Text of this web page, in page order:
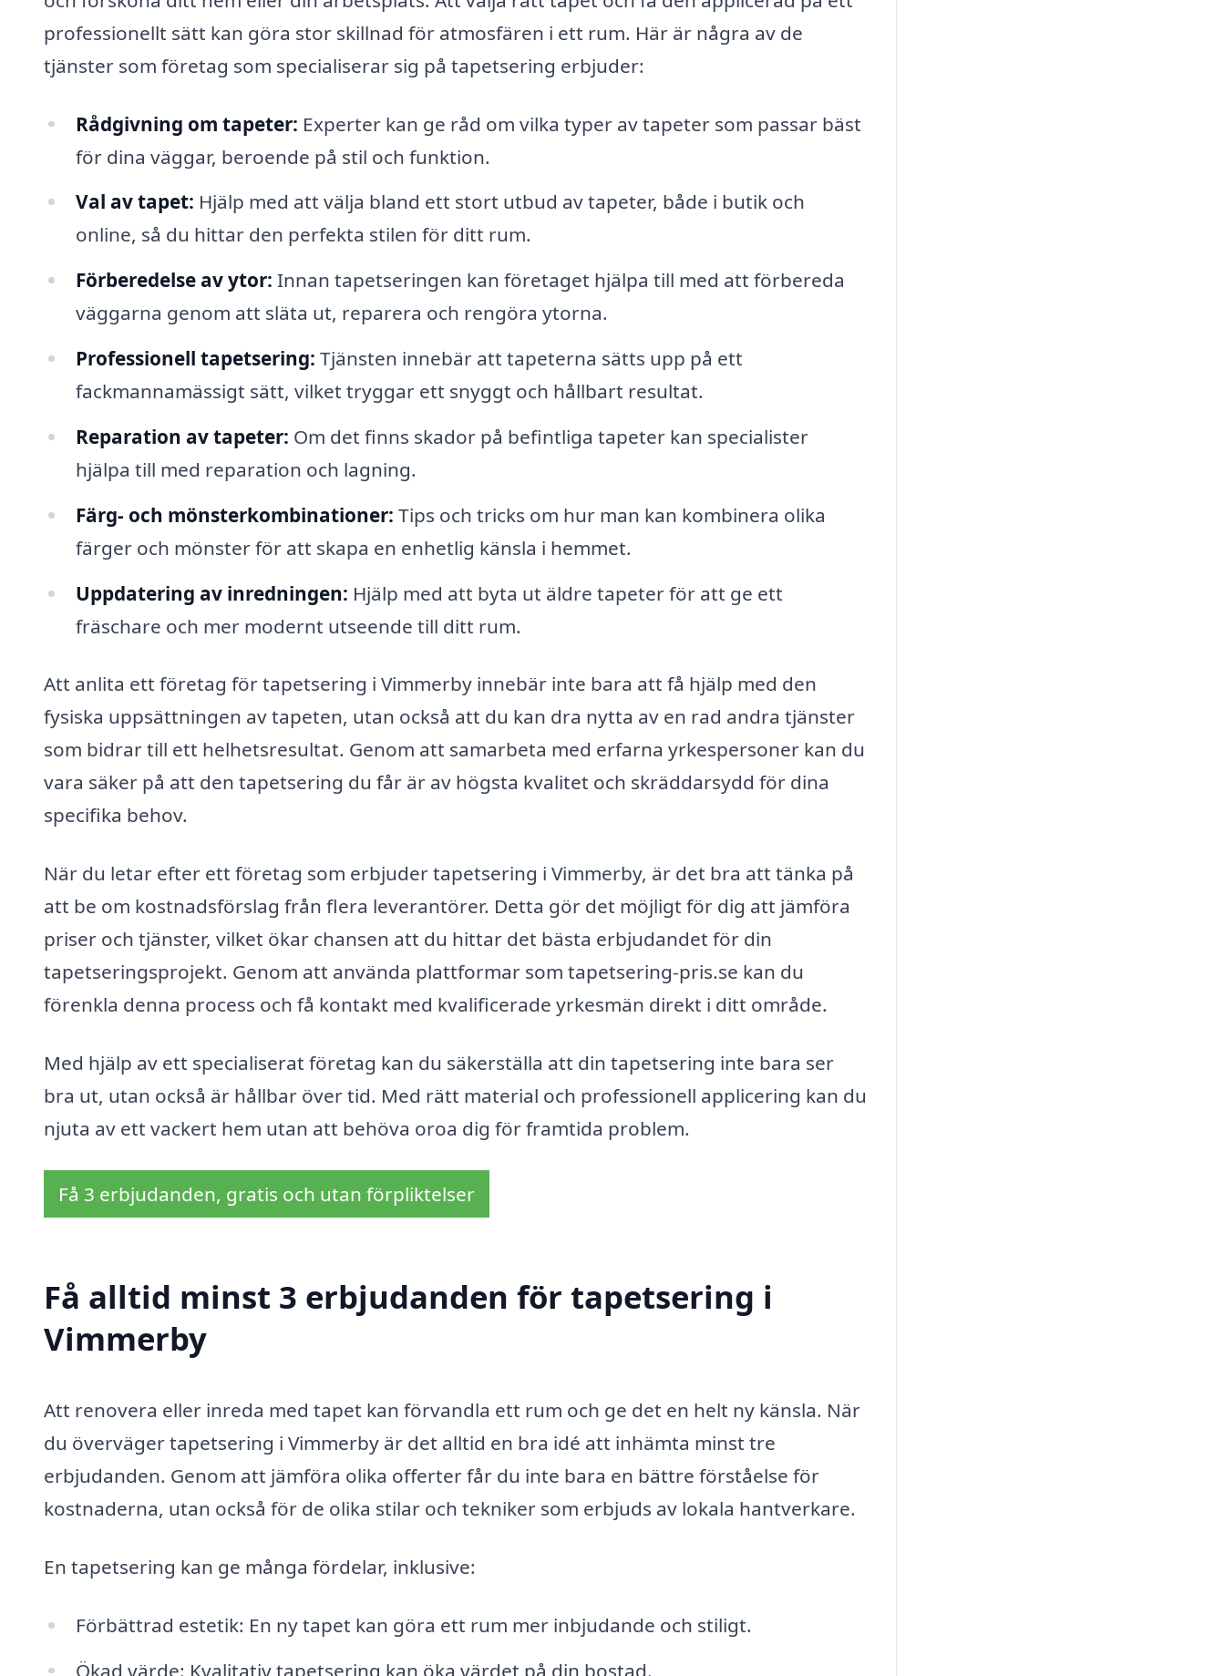
professionellt sätt kan göra stor skillnad för atmosfären i ett rum. Här är några av de
tjänster som företag som specialiserar sig på tapetsering erbjuder:
Rådgivning om tapeter: Experter kan ge råd om vilka typer av tapeter som passar bäst
för dina väggar, beroende på stil och funktion.
Val av tapet: Hjälp med att välja bland ett stort utbud av tapeter, både i butik och
online, så du hittar den perfekta stilen för ditt rum.
Förberedelse av ytor: Innan tapetseringen kan företaget hjälpa till med att förbereda
väggarna genom att släta ut, reparera och rengöra ytorna.
Professionell tapetsering: Tjänsten innebär att tapeterna sätts upp på ett
fackmannamässigt sätt, vilket tryggar ett snyggt och hållbart resultat.
Reparation av tapeter: Om det finns skador på befintliga tapeter kan specialister
hjälpa till med reparation och lagning.
Färg- och mönsterkombinationer: Tips och tricks om hur man kan kombinera olika
färger och mönster för att skapa en enhetlig känsla i hemmet.
Uppdatering av inredningen: Hjälp med att byta ut äldre tapeter för att ge ett
fräschare och mer modernt utseende till ditt rum.
Att anlita ett företag för tapetsering i Vimmerby innebär inte bara att få hjälp med den
fysiska uppsättningen av tapeten, utan också att du kan dra nytta av en rad andra tjänster
som bidrar till ett helhetsresultat. Genom att samarbeta med erfarna yrkespersoner kan du
vara säker på att den tapetsering du får är av högsta kvalitet och skräddarsydd för dina
specifika behov.
När du letar efter ett företag som erbjuder tapetsering i Vimmerby, är det bra att tänka på
att be om kostnadsförslag från flera leverantörer. Detta gör det möjligt för dig att jämföra
priser och tjänster, vilket ökar chansen att du hittar det bästa erbjudandet för din
tapetseringsprojekt. Genom att använda plattformar som tapetsering-pris.se kan du
förenkla denna process och få kontakt med kvalificerade yrkesmän direkt i ditt område.
Med hjälp av ett specialiserat företag kan du säkerställa att din tapetsering inte bara ser
bra ut, utan också är hållbar över tid. Med rätt material och professionell applicering kan du
njuta av ett vackert hem utan att behöva oroa dig för framtida problem.
Få 3 erbjudanden, gratis och utan förpliktelser
Få alltid minst 3 erbjudanden för tapetsering i
Vimmerby
Att renovera eller inreda med tapet kan förvandla ett rum och ge det en helt ny känsla. När
du överväger tapetsering i Vimmerby är det alltid en bra idé att inhämta minst tre
erbjudanden. Genom att jämföra olika offerter får du inte bara en bättre förståelse för
kostnaderna, utan också för de olika stilar och tekniker som erbjuds av lokala hantverkare.
En tapetsering kan ge många fördelar, inklusive:
Förbättrad estetik: En ny tapet kan göra ett rum mer inbjudande och stiligt.
Ökad värde: Kvalitativ tapetsering kan öka värdet på din bostad.